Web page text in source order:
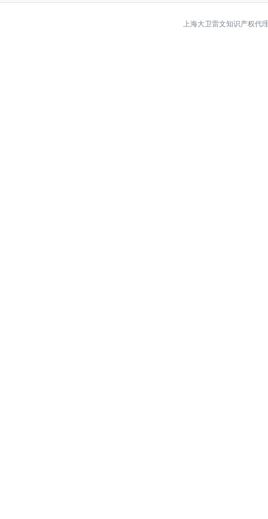
上海大卫雷文知识产权代